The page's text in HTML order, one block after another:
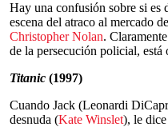
Hay una confusión sobre si es
escena del atraco al mercado
Christopher Nolan.
de la persecución policial,
Titanic (1997)
Cuando Jack (Leonardi
desnuda (Kate Winslet), le